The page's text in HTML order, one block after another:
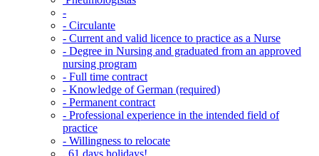
-
- Circulante
- Current and valid licence to practice as a Nurse
- Degree in Nursing and graduated from an approved
nursing program
- Full time contract
- Knowledge of German (required)
- Permanent contract
- Professional experience in the intended field of
practice
- Willingness to relocate
. 61 days holidays!